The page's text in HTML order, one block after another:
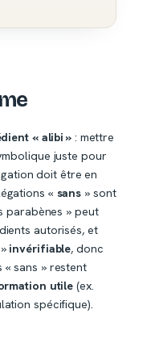
« alibi »: mettre
juste pour
doit être en
« sans » sont
parabènes » peut
autorisés, et
invérifiable, donc
sans » restent
utile (ex.
spécifique).